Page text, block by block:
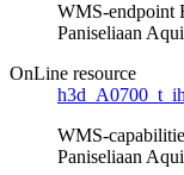
WMS-endpoint
Paniseliaan
OnLine resource
h3d_A0700_t_ih
WMS-
Paniseliaan